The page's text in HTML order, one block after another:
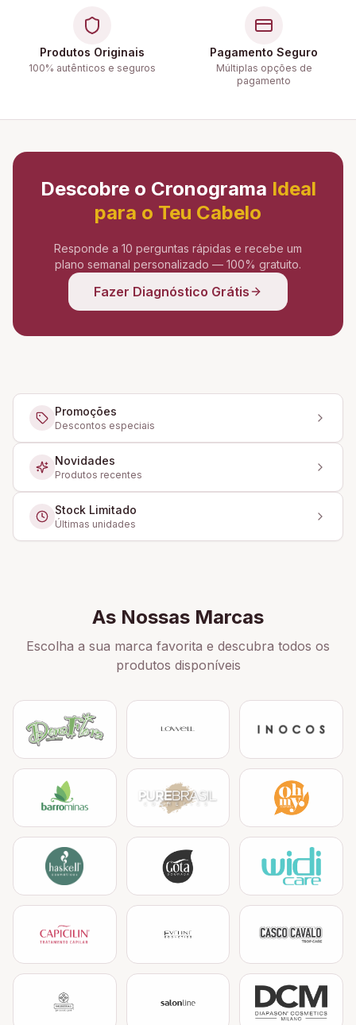
Produtos Originais
100% autênticos e seguros
Pagamento Seguro
Múltiplas opções de
pagamento
Descobre o Cronograma Ideal
para o Teu Cabelo
Responde a 10 perguntas rápidas e recebe um
plano semanal personalizado — 100% gratuito.
Fazer Diagnóstico Grátis
Promoções
Descontos especiais
Novidades
Produtos recentes
Stock Limitado
Últimas unidades
As Nossas Marcas
Escolha a sua marca favorita e descubra todos os
produtos disponíveis